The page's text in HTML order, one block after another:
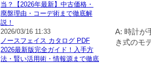
A: 時計が
き式のモ
当？【2026年最新】中古価格・
廃盤理由・コーデ術まで徹底解
説！
2026/03/16 11:33
ノースフェイス カタログ PDF
2026最新版完全ガイド！入手方
法・賢い活用術・情報源まで徹底